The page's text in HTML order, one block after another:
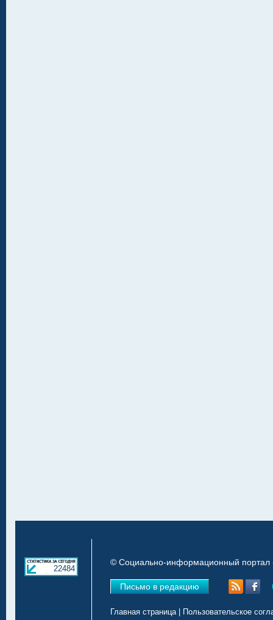
22484
© Социально-информационный портал
Письмо в редакцию
Главная страница| Пользовательское